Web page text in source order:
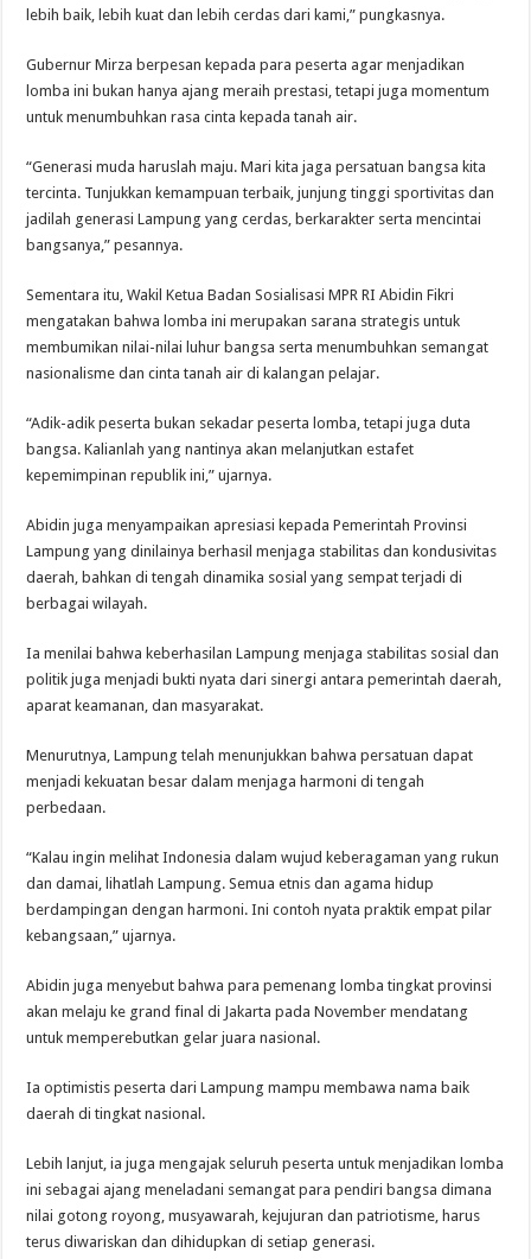
lebih baik, lebih kuat dan lebih cerdas dari kami,” pungkasnya.
Gubernur Mirza berpesan kepada para peserta agar menjadikan
lomba ini bukan hanya ajang meraih prestasi, tetapi juga momentum
untuk menumbuhkan rasa cinta kepada tanah air.
“Generasi muda haruslah maju. Mari kita jaga persatuan bangsa kita
tercinta. Tunjukkan kemampuan terbaik, junjung tinggi sportivitas dan
jadilah generasi Lampung yang cerdas, berkarakter serta mencintai
bangsanya,” pesannya.
Sementara itu, Wakil Ketua Badan Sosialisasi MPR RI Abidin Fikri
mengatakan bahwa lomba ini merupakan sarana strategis untuk
membumikan nilai-nilai luhur bangsa serta menumbuhkan semangat
nasionalisme dan cinta tanah air di kalangan pelajar.
“Adik-adik peserta bukan sekadar peserta lomba, tetapi juga duta
bangsa. Kalianlah yang nantinya akan melanjutkan estafet
kepemimpinan republik ini,” ujarnya.
Abidin juga menyampaikan apresiasi kepada Pemerintah Provinsi
Lampung yang dinilainya berhasil menjaga stabilitas dan kondusivitas
daerah, bahkan di tengah dinamika sosial yang sempat terjadi di
berbagai wilayah.
Ia menilai bahwa keberhasilan Lampung menjaga stabilitas sosial dan
politik juga menjadi bukti nyata dari sinergi antara pemerintah daerah,
aparat keamanan, dan masyarakat.
Menurutnya, Lampung telah menunjukkan bahwa persatuan dapat
menjadi kekuatan besar dalam menjaga harmoni di tengah
perbedaan.
“Kalau ingin melihat Indonesia dalam wujud keberagaman yang rukun
dan damai, lihatlah Lampung. Semua etnis dan agama hidup
berdampingan dengan harmoni. Ini contoh nyata praktik empat pilar
kebangsaan,” ujarnya.
Abidin juga menyebut bahwa para pemenang lomba tingkat provinsi
akan melaju ke grand final di Jakarta pada November mendatang
untuk memperebutkan gelar juara nasional.
Ia optimistis peserta dari Lampung mampu membawa nama baik
daerah di tingkat nasional.
Lebih lanjut, ia juga mengajak seluruh peserta untuk menjadikan lomba
ini sebagai ajang meneladani semangat para pendiri bangsa dimana
nilai gotong royong, musyawarah, kejujuran dan patriotisme, harus
terus diwariskan dan dihidupkan di setiap generasi.